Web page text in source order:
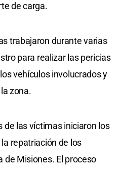
de carga.
trabajaron durante varias
para realizar las pericias
vehículos involucrados y
zona.
las víctimas iniciaron los
repatriación de los
de Misiones. El proceso